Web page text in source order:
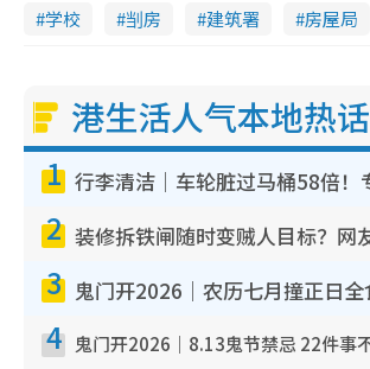
学校
㓥房 建筑署 房屋局
港生活人气本地热话
1
2
3
4